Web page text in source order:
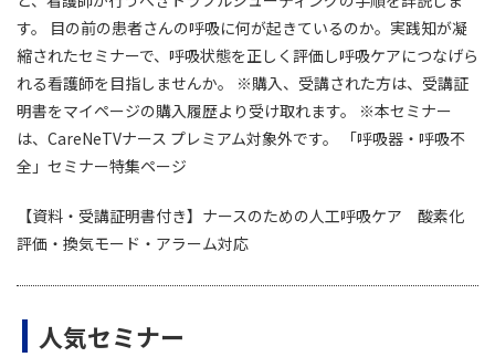
す。 目の前の患者さんの呼吸に何が起きているのか。実践知が凝
縮されたセミナーで、呼吸状態を正しく評価し呼吸ケアにつなげら
れる看護師を目指しませんか。 ※購入、受講された方は、受講証
明書をマイページの購入履歴より受け取れます。 ※本セミナー
は、CareNeTVナース プレミアム対象外です。 「呼吸器・呼吸不
全」セミナー特集ページ
【資料・受講証明書付き】ナースのための人工呼吸ケア 酸素化
評価・換気モード・アラーム対応
人気セミナー